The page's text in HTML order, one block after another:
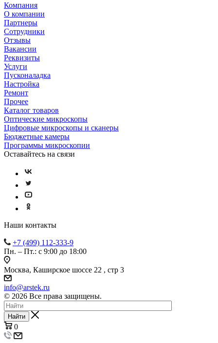
Компания
О компании
Партнеры
Сотрудники
Отзывы
Вакансии
Реквизиты
Услуги
Пусконаладка
Настройка
Ремонт
Прочее
Каталог товаров
Оптические микроскопы
Цифровые микроскопы и сканеры
Бюджетные камеры
Программы микроскопии
Оставайтесь на связи
Наши контакты
+7 (499) 112-333-9
Пн. – Пт.: с 9:00 до 18:00
Москва, Каширское шоссе 22 , стр 3
info@arstek.ru
© 2026 Все права защищены.
Найти
0